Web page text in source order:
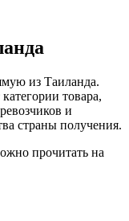
из Таиланда.
товара,
и
страны получения.
прочитать на